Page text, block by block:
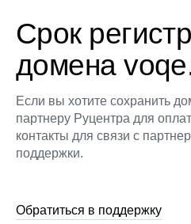
Срок
домена
Если вы хотите сохранить
партнеру Руцентра для
контакты для связи с
поддержки.
Обратиться в поддержку